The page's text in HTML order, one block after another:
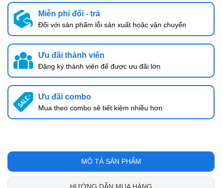
Miễn phí đổi - trả
Đối với sản phẩm lỗi sản xuất hoặc vận chuyển
Ưu đãi thành viên
Đăng ký thành viên để được ưu đãi lớn
Ưu đãi combo
Mua theo combo sẽ tiết kiệm nhiều hơn
MÔ TẢ SẢN PHẨM
HƯỚNG DẪN MUA HÀNG